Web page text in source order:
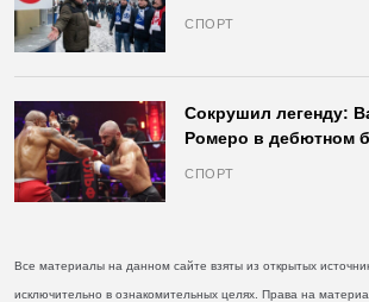
СПОРТ
Сокрушил легенду:
Ромеро в дебютном
СПОРТ
Все материалы на данном сайте взяты из открытых
исключительно в ознакомительных целях. Права на